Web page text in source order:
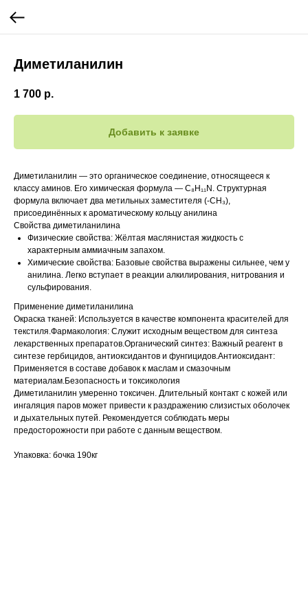
Диметиланилин
1 700 р.
Добавить к заявке
Диметиланилин — это органическое соединение, относящееся к
классу аминов. Его химическая формула — C₈H₁₁N. Структурная
формула включает два метильных заместителя (-CH₃),
присоединённых к ароматическому кольцу анилина
Свойства диметиланилина
Физические свойства: Жёлтая маслянистая жидкость с
характерным аммиачным запахом.
Химические свойства: Базовые свойства выражены сильнее, чем у
анилина. Легко вступает в реакции алкилирования, нитрования и
сульфирования.
Применение диметиланилина
Окраска тканей: Используется в качестве компонента красителей для
текстиля.Фармакология: Служит исходным веществом для синтеза
лекарственных препаратов.Органический синтез: Важный реагент в
синтезе гербицидов, антиоксидантов и фунгицидов.Антиоксидант:
Применяется в составе добавок к маслам и смазочным
материалам.Безопасность и токсикология
Диметиланилин умеренно токсичен. Длительный контакт с кожей или
ингаляция паров может привести к раздражению слизистых оболочек
и дыхательных путей. Рекомендуется соблюдать меры
предосторожности при работе с данным веществом.
Упаковка: бочка 190кг